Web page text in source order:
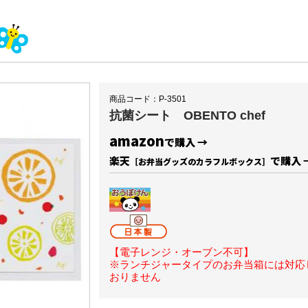
商品コード：P-3501
抗菌シート OBENTO chef
amazonで購入 →
楽天 ［お弁当グッズのカラフルボックス］ で購入
【電子レンジ・オーブン不可】
※ランチジャータイプのお弁当箱には対応
おりません